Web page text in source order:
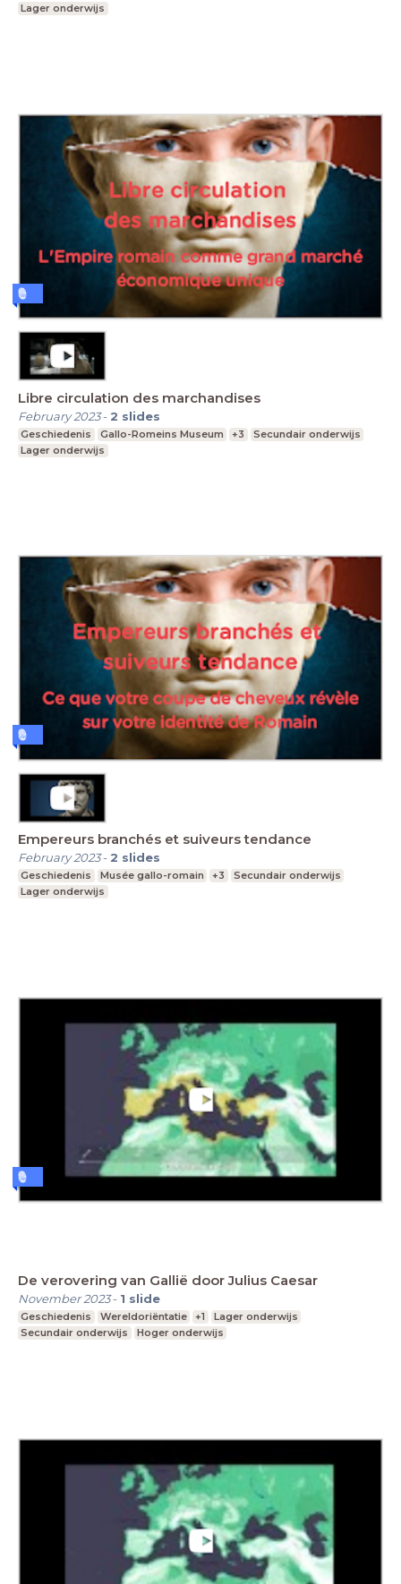
Lager onderwijs
Libre circulation des marchandises
February 2023- 2 slides
Geschiedenis Gallo-Romeins Museum +3
Secundair onderwijs
Lager onderwijs
Empereurs branchés et suiveurs tendance
February 2023- 2 slides
Geschiedenis Musée gallo-romain +3
Secundair onderwijs
Lager onderwijs
De verovering van Gallië door Julius Caesar
November 2023- 1 slide
Geschiedenis Wereldoriëntatie +1
Lager onderwijs
Secundair onderwijs
Hoger onderwijs